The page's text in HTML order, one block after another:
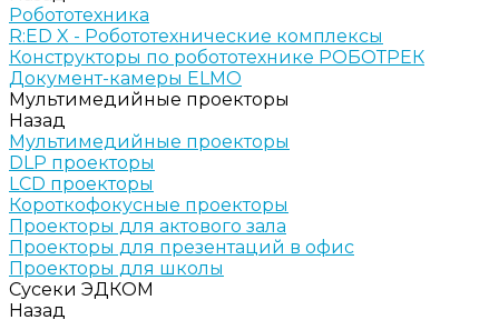
Робототехника
R:ED X - Робототехнические комплексы
Конструкторы по робототехнике РОБОТРЕК
Документ-камеры ELMO
Мультимедийные проекторы
Назад
Мультимедийные проекторы
DLP проекторы
LCD проекторы
Короткофокусные проекторы
Проекторы для актового зала
Проекторы для презентаций в офис
Проекторы для школы
Сусеки ЭДКОМ
Назад